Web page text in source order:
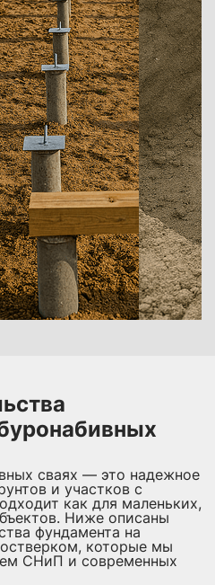
сваях — это надежное
и участков с
как для маленьких,
Ниже описаны
фундамента на
которые мы
СНиП и современных